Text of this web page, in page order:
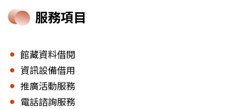
服務項目
館藏資料借閱
資訊設備借用
推廣活動服務
電話諮詢服務